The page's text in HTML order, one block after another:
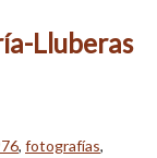
Lluberas
, fotografías,